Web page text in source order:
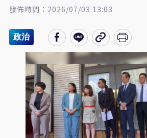
發佈時間：2026/07/03 13:03
政治